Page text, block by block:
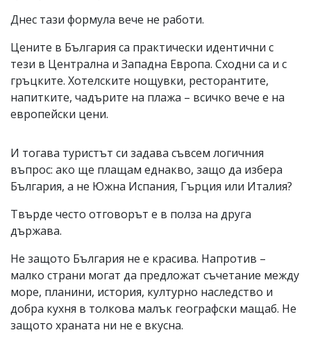
Днес тази формула вече не работи.
Цените в България са практически идентични с
тези в Централна и Западна Европа. Сходни са и с
гръцките. Хотелските нощувки, ресторантите,
напитките, чадърите на плажа – всичко вече е на
европейски цени.
И тогава туристът си задава съвсем логичния
въпрос: ако ще плащам еднакво, защо да избера
България, а не Южна Испания, Гърция или Италия?
Твърде често отговорът е в полза на друга
държава.
Не защото България не е красива. Напротив –
малко страни могат да предложат съчетание между
море, планини, история, културно наследство и
добра кухня в толкова малък географски мащаб. Не
защото храната ни не е вкусна.